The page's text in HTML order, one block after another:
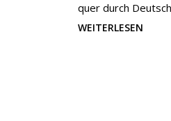
quer durch
WEITERLESEN